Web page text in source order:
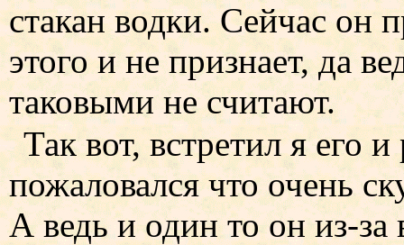
стакан водки. Сейчас он
этого и не признает, да
таковыми не считают.
Так вот, встретил я его
пожаловался что очень
А ведь и один то он из-